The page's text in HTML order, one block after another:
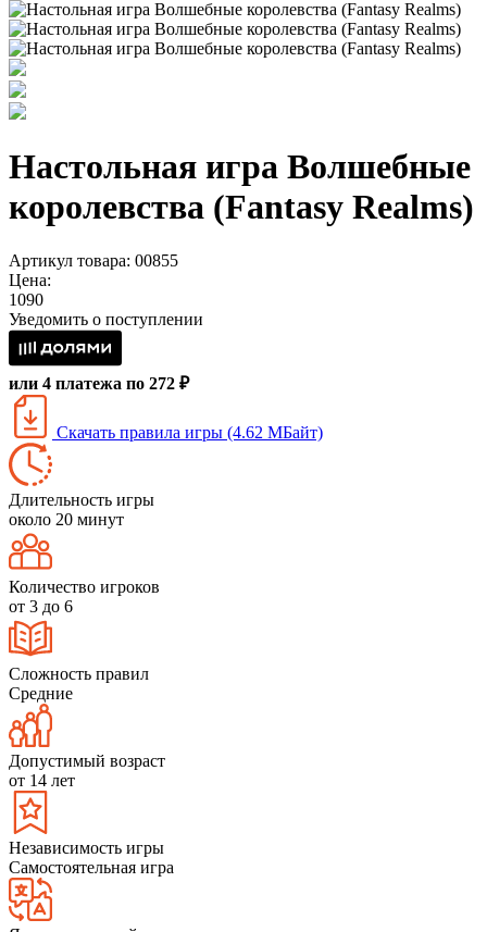
Настольная игра Волшебные
королевства (Fantasy Realms)
Артикул товара: 00855
Цена:
1090
Уведомить о поступлении
или 4 платежа по 272 ₽
Скачать правила игры (4.62 МБайт)
Длительность игры
около 20 минут
Количество игроков
от 3 до 6
Сложность правил
Средние
Допустимый возраст
от 14 лет
Независимость игры
Самостоятельная игра